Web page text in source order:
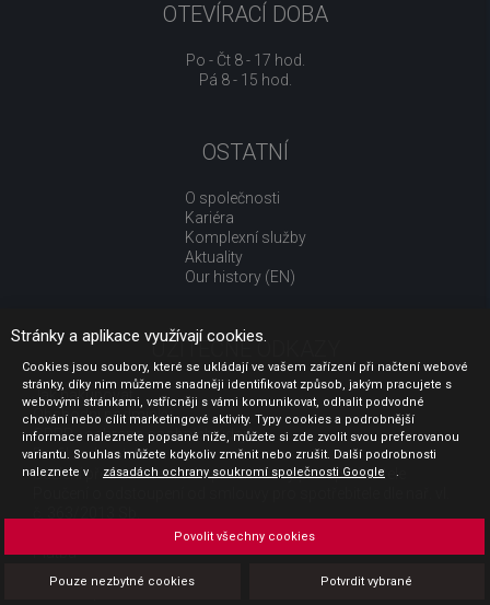
OTEVÍRACÍ DOBA
Po - Čt 8 - 17 hod.
Pá 8 - 15 hod.
OSTATNÍ
O společnosti
Kariéra
Komplexní služby
Aktuality
Our history (EN)
UŽITEČNÉ ODKAZY
Jak nakupovat
Obchodní podmínky
GDPR - ochrana osobních údajů
Profil zadavatele
Sdělení před uzavřením kupní smlouvy pro spotřebitele
Platba
Povinná publicita
Stránky a aplikace využívají cookies.
Cookies jsou soubory, které se ukládají ve vašem zařízení při načtení webové
stránky, díky nim můžeme snadněji identifikovat způsob, jakým pracujete s
webovými stránkami, vstřícněji s vámi komunikovat, odhalit podvodné
chování nebo cílit marketingové aktivity. Typy cookies a podrobnější
informace naleznete popsané níže, můžete si zde zvolit svou preferovanou
variantu. Souhlas můžete kdykoliv změnit nebo zrušit. Další podrobnosti
naleznete v
zásadách ochrany soukromí společnosti Google .
Pouze nezbytné cookies Potvrdit vybrané
Povolit všechny cookies